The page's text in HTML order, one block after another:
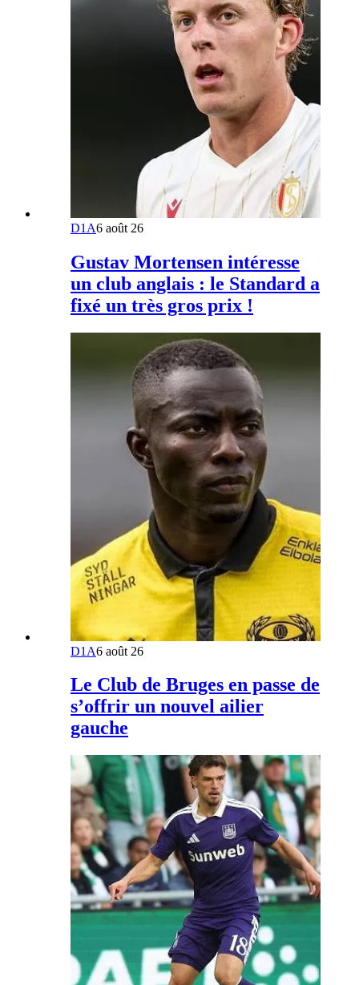
D1A6 août 26
Gustav Mortensen intéresse
un club anglais : le Standard a
fixé un très gros prix !
D1A6 août 26
Le Club de Bruges en passe de
s’offrir un nouvel ailier
gauche